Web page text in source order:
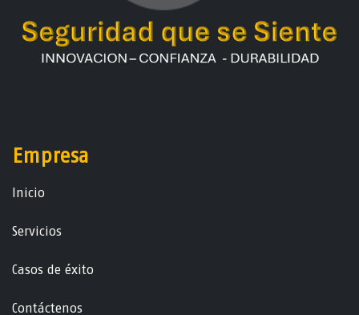
Empresa
Ini​ci​o
Servicios
Casos de éxito
Contáctenos